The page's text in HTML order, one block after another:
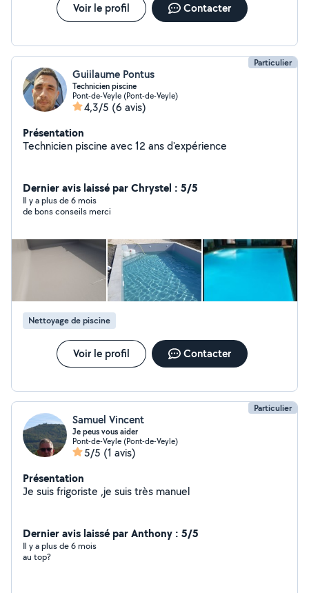
Voir le profil Contacter
Particulier
Guiilaume Pontus
Technicien piscine
Pont-de-Veyle (Pont-de-Veyle)
4,3/5 (6 avis)
Présentation
Technicien piscine avec 12 ans d'expérience
Dernier avis laissé par Chrystel : 5/5
Il y a plus de 6 mois
de bons conseils merci
Nettoyage de piscine
Voir le profil Contacter
Particulier
Samuel Vincent
Je peus vous aider
Pont-de-Veyle (Pont-de-Veyle)
5/5 (1 avis)
Présentation
Je suis frigoriste ,je suis très manuel
Dernier avis laissé par Anthony : 5/5
Il y a plus de 6 mois
au top?